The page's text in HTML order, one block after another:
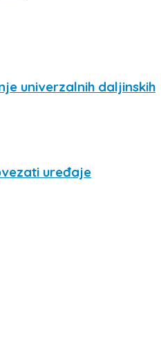
univerzalnih daljinskih
uređaje